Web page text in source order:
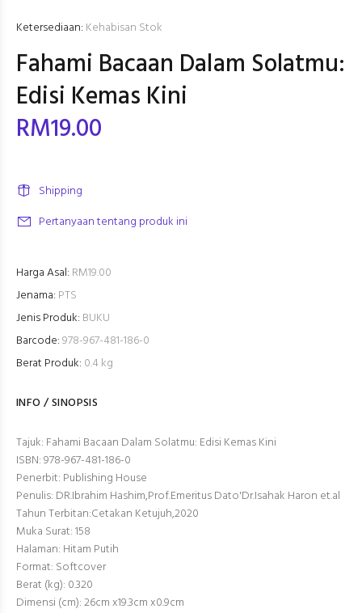
Ketersediaan: Kehabisan Stok
Fahami Bacaan Dalam Solatmu:
Edisi Kemas Kini
RM19.00
Shipping
Pertanyaan tentang produk ini
Harga Asal: RM19.00
Jenama: PTS
Jenis Produk: BUKU
Barcode:978-967-481-186-0
Berat Produk: 0.4 kg
INFO / SINOPSIS
Tajuk: Fahami Bacaan Dalam Solatmu: Edisi Kemas Kini
ISBN: 978-967-481-186-0
Penerbit: Publishing House
Penulis: DR.Ibrahim Hashim,Prof.Emeritus Dato'Dr.Isahak Haron et.al
Tahun Terbitan:Cetakan Ketujuh,2020
Muka Surat: 158
Halaman: Hitam Putih
Format: Softcover
Berat (kg): 0.320
Dimensi (cm): 26cm x19.3cm x0.9cm